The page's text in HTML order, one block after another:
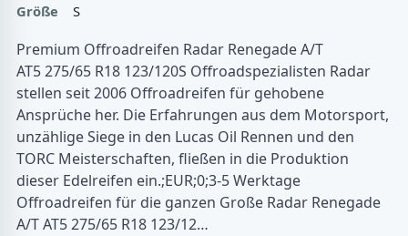
Größe S
Premium Offroadreifen Radar Renegade A/T
AT5 275/65 R18 123/120S Offroadspezialisten Radar
stellen seit 2006 Offroadreifen für gehobene
Ansprüche her. Die Erfahrungen aus dem Motorsport,
unzählige Siege in den Lucas Oil Rennen und den
TORC Meisterschaften, fließen in die Produktion
dieser Edelreifen ein.;EUR;0;3-5 Werktage
Offroadreifen für die ganzen Große Radar Renegade
A/T AT5 275/65 R18 123/12…